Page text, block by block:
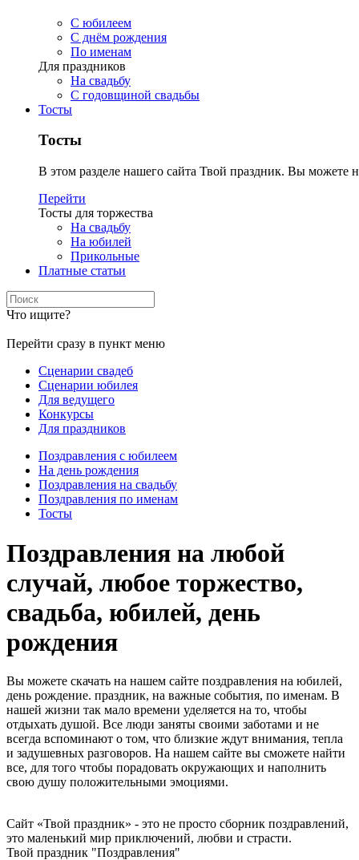
С юбилеем
С днём рождения
По именам
Для праздников
На свадьбу
С годовщиной свадьбы
Тосты
Тосты
В этом разделе нашего сайта Твой праздник. Вы можете
Перейти
Тосты для торжества
На свадьбу
На юбилей
Прикольные
Платные статьи
Что ищите?
Перейти сразу в пункт меню
Сценарии свадеб
Сценарии юбилея
Для ведущего
Конкурсы
Для праздников
Поздравления с юбилеем
На день рождения
Поздравления на свадьбу
Поздравления по именам
Тосты
Поздравления на любой
случай, любое торжество,
свадьба, юбилей, день
рождения
Вы можете скачать на нашем сайте поздравления на юбилей,
день рождение. праздник, на важные события, по именам. В
нашей жизни так мало времени уделяется на то, чтобы
отдыхать душой. Все люди заняты своими заботами и не
всегда вспоминают о том, что близкие ждут внимания, тепла
и задушевных разговоров. На нашем сайте вы сможете найти
все, для того чтобы порадовать окружающих и наполнить
свою душу положительными эмоциями.
Сайт «Твой праздник» - это не просто сборник поздравлений,
это маленький мир приключений, любви и страсти.
Твой праздник "Поздравления"